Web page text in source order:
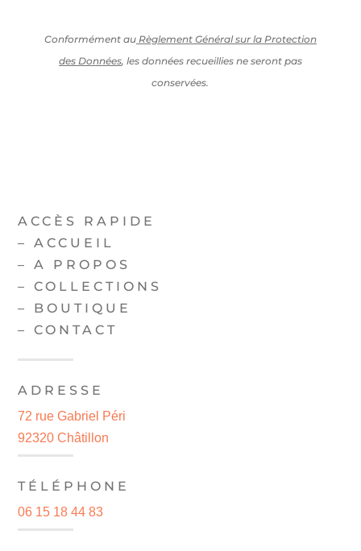
Conformément au Règlement Général sur la Protection
des Données, les données recueillies ne seront pas
conservées.
ACCÈS RAPIDE
–ACCUEIL
–A PROPOS
–COLLECTIONS
– BOUTIQUE
–CONTACT
ADRESSE
72 rue Gabriel Péri
92320 Châtillon
TÉLÉPHONE
06 15 18 44 83